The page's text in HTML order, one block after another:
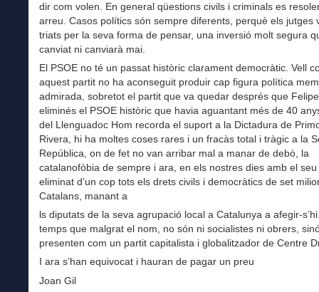
dir com volen. En general qüestions civils i criminals es
arreu. Casos polítics són sempre diferents, perquè els jutges
triats per la seva forma de pensar, una inversió molt segura
canviat ni canviarà mai.
El PSOE no té un passat històric clarament democràtic. Vell
aquest partit no ha aconseguit produir cap figura política
admirada, sobretot el partit que va quedar després que
eliminés el PSOE històric que havia aguantant més de 40
del Llenguadoc Hom recorda el suport a la Dictadura de
Rivera, hi ha moltes coses rares i un fracàs total i tràgic a la
República, on de fet no van arribar mal a manar de debò, la
catalanofòbia de sempre i ara, en els nostres dies amb el
eliminat d’un cop tots els drets civils i democràtics de set
Catalans, manant a
ls diputats de la seva agrupació local a Catalunya a afegir-
temps que malgrat el nom, no són ni socialistes ni obrers,
presenten com un partit capitalista i globalitzador de Centre
I ara s’han equivocat i hauran de pagar un preu
Joan Gil